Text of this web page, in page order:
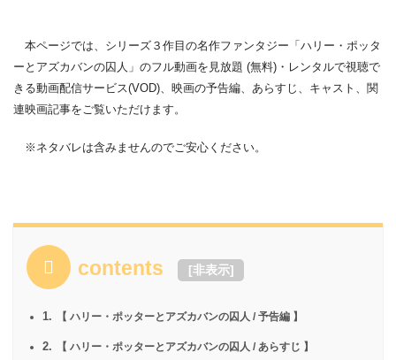
本ページでは、シリーズ３作目の名作ファンタジー「ハリー・ポッタ
ーとアズカバンの囚人」のフル動画を見放題 (無料)・レンタルで視聴で
きる動画配信サービス(VOD)、映画の予告編、あらすじ、キャスト、関
連映画記事をご覧いただけます。
※ネタバレは含みませんのでご安心ください。
contents [非表示]
1. 【 ハリー・ポッターとアズカバンの囚人 / 予告編 】
2. 【 ハリー・ポッターとアズカバンの囚人 / あらすじ 】